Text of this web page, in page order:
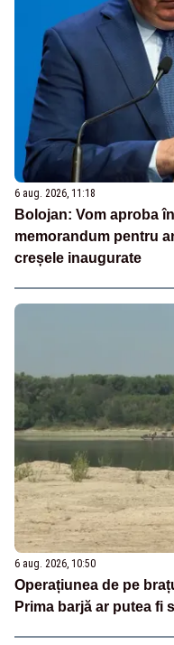
6 aug. 2026, 11:18
Bolojan: Vom aproba
memorandum pentru
creșele inaugurate
6 aug. 2026, 10:50
Operațiunea de pe
Prima barjă ar putea fi